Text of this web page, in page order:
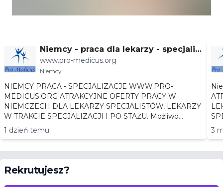
Niemcy - praca dla lekarzy - specjaliz
acje
www.pro-medicus.org
Niemcy
NIEMCY PRACA - SPECJALIZACJE WWW.PRO-
MEDICUS.ORG ATRAKCYJNE OFERTY PRACY W
NIEMCZECH DLA LEKARZY SPECJALISTÓW, LEKARZY
W TRAKCIE SPECJALIZACJI I PO STAŻU. Możliwo...
1 dzień temu
3
Rekrutujesz?